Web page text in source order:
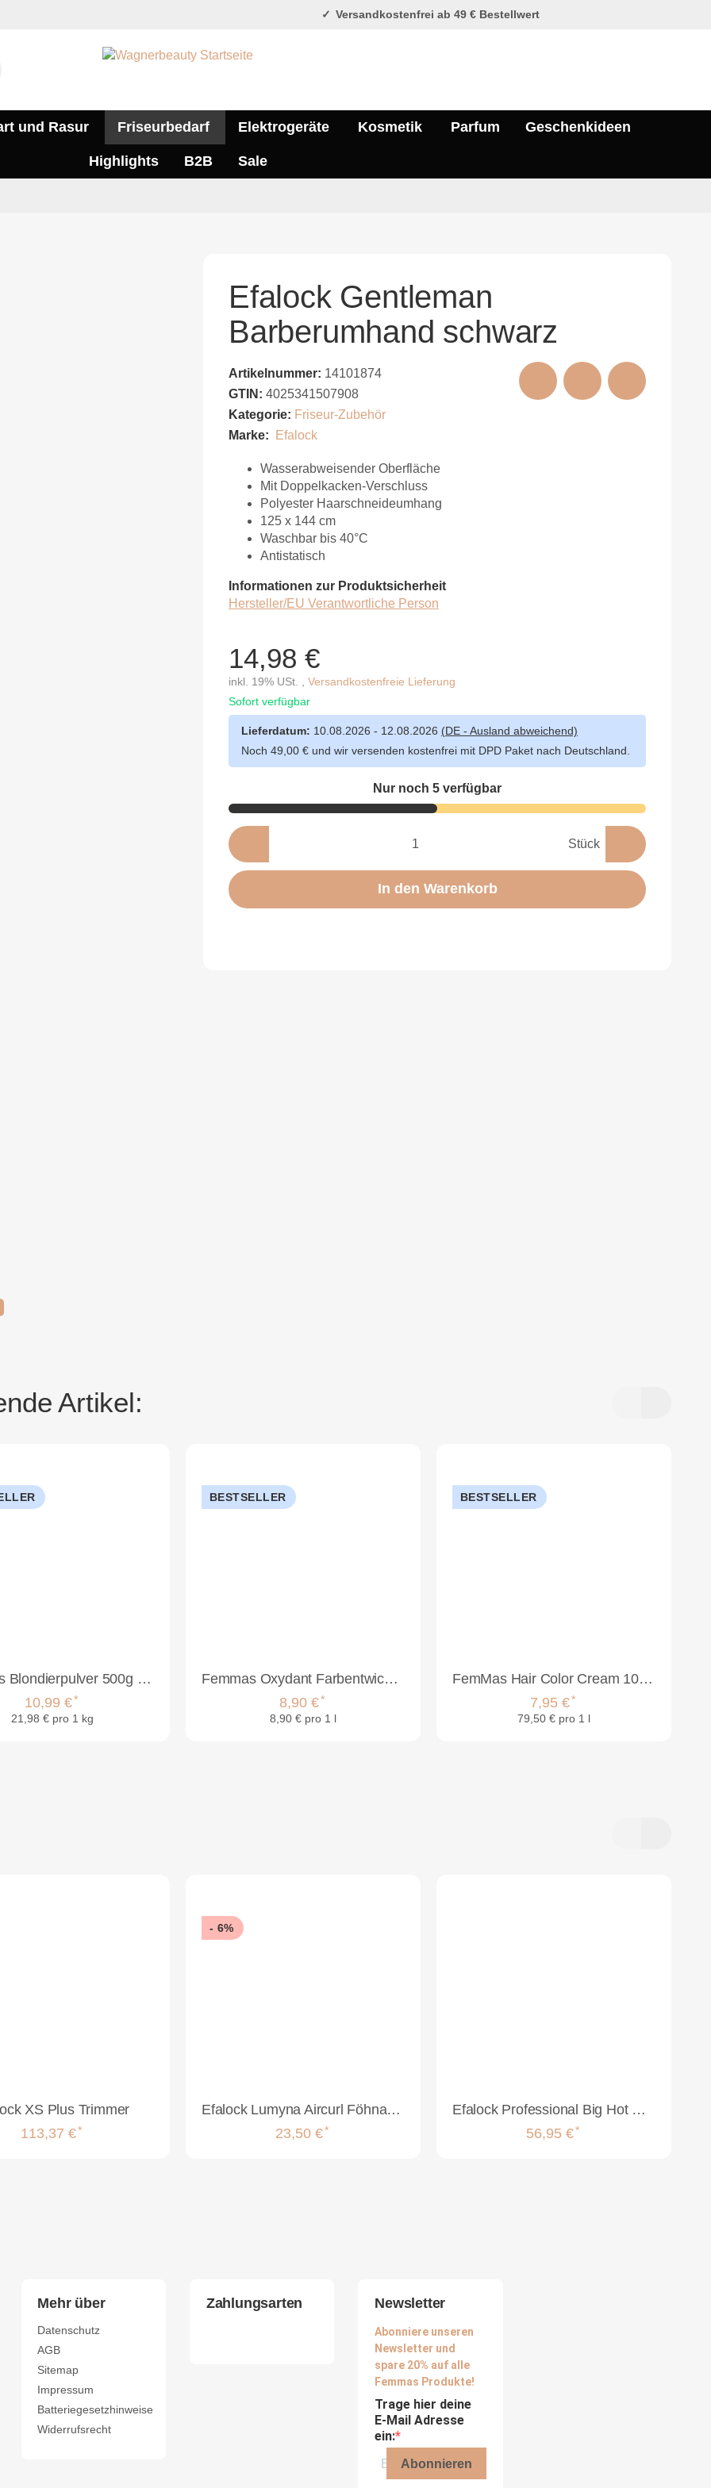
Versandkostenfrei ab 49 € Bestellwert
und Rasur Friseurbedarf Elektrogeräte Kosmetik Parfum Geschenkideen
Highlights B2B Sale
Efalock Gentleman
Barberumhand schwarz
Artikelnummer: 14101874
GTIN: 4025341507908
Kategorie: Friseur-Zubehör
Marke:
Efalock
Wasserabweisender Oberfläche
Mit Doppelkacken-Verschluss
Polyester Haarschneideumhang
125 x 144 cm
Waschbar bis 40°C
Antistatisch
Informationen zur Produktsicherheit
Hersteller/EU Verantwortliche Person
14,98 €
inkl. 19% USt. , Versandkostenfreie Lieferung
Sofort verfügbar
Lieferdatum: 10.08.2026 - 12.08.2026 (DE - Ausland abweichend)
Noch 49,00 € und wir versenden kostenfrei mit DPD Paket nach Deutschland.
Nur noch 5 verfügbar
Stück
In den Warenkorb
Artikel:
FemMas Blondierpulver 500g Weiß Plex Technologie & Arganöl
10,99 €*
21,98 € pro 1 kg
BESTSELLER
Femmas Oxydant Farbentwickler 1000ml | 6%
8,90 €*
8,90 € pro 1 l
BESTSELLER
FemMas Hair Color Cream 100ml Dunkelblond Violett Intensiv 6.22
7,95 €*
79,50 € pro 1 l
XS Plus Trimmer
113,37 €*
- 6%
Efalock Lumyna Aircurl Föhnaufsatz für Locken
23,50 €*
Efalock Professional Big Hot Brush Föhnbürste
56,95 €*
Mehr über
Datenschutz
AGB
Sitemap
Impressum
Batteriegesetzhinweise
Widerrufsrecht
Zahlungsarten Newsletter
Abonniere unseren
Newsletter und
spare 20% auf alle
Femmas Produkte!
Trage hier deine
E-Mail Adresse
ein:
Abonnieren